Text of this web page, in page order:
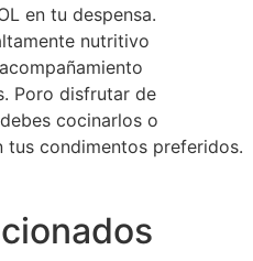
en tu despensa.
nutritivo
Poro disfrutar de
cocinarlos o
condimentos preferidos.